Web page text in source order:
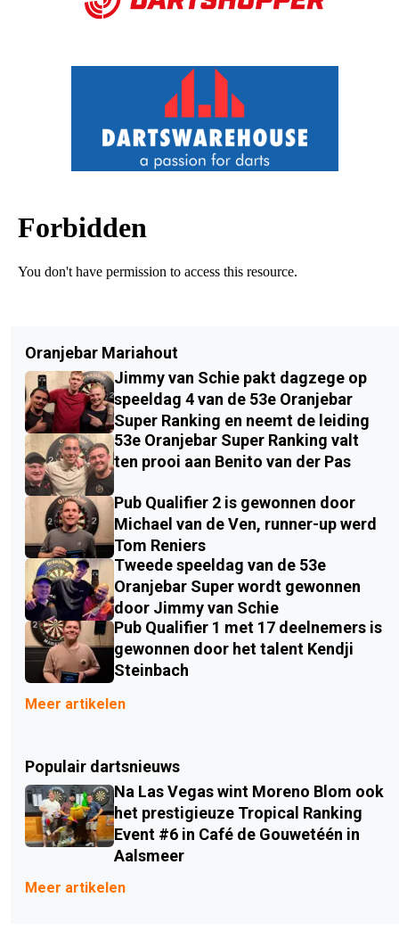
Oranjebar Mariahout
Jimmy van Schie pakt dagzege op
speeldag 4 van de 53e Oranjebar
Super Ranking en neemt de leiding
53e Oranjebar Super Ranking valt
ten prooi aan Benito van der Pas
Pub Qualifier 2 is gewonnen door
Michael van de Ven, runner-up werd
Tom Reniers
Tweede speeldag van de 53e
Oranjebar Super wordt gewonnen
door Jimmy van Schie
Pub Qualifier 1 met 17 deelnemers is
gewonnen door het talent Kendji
Steinbach
Meer artikelen
Populair dartsnieuws
Na Las Vegas wint Moreno Blom ook
het prestigieuze Tropical Ranking
Event #6 in Café de Gouwetéén in
Aalsmeer
Meer artikelen